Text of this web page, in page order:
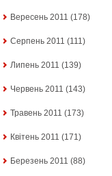
Вересень 2011 (178)
Серпень 2011 (111)
Липень 2011 (139)
Червень 2011 (143)
Травень 2011 (173)
Квітень 2011 (171)
Березень 2011 (88)